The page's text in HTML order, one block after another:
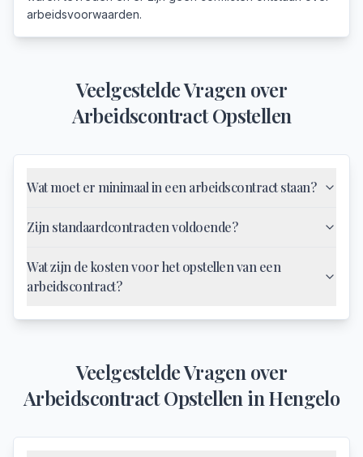
arbeidsvoorwaarden.
Veelgestelde Vragen over
Arbeidscontract Opstellen
Wat moet er minimaal in een arbeidscontract staan?
Zijn standaardcontracten voldoende?
Wat zijn de kosten voor het opstellen van een
arbeidscontract?
Veelgestelde Vragen over
Arbeidscontract Opstellen inHengelo